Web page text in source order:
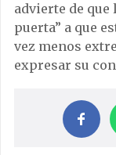
advierte de que
puerta” a que
vez menos
expresar su